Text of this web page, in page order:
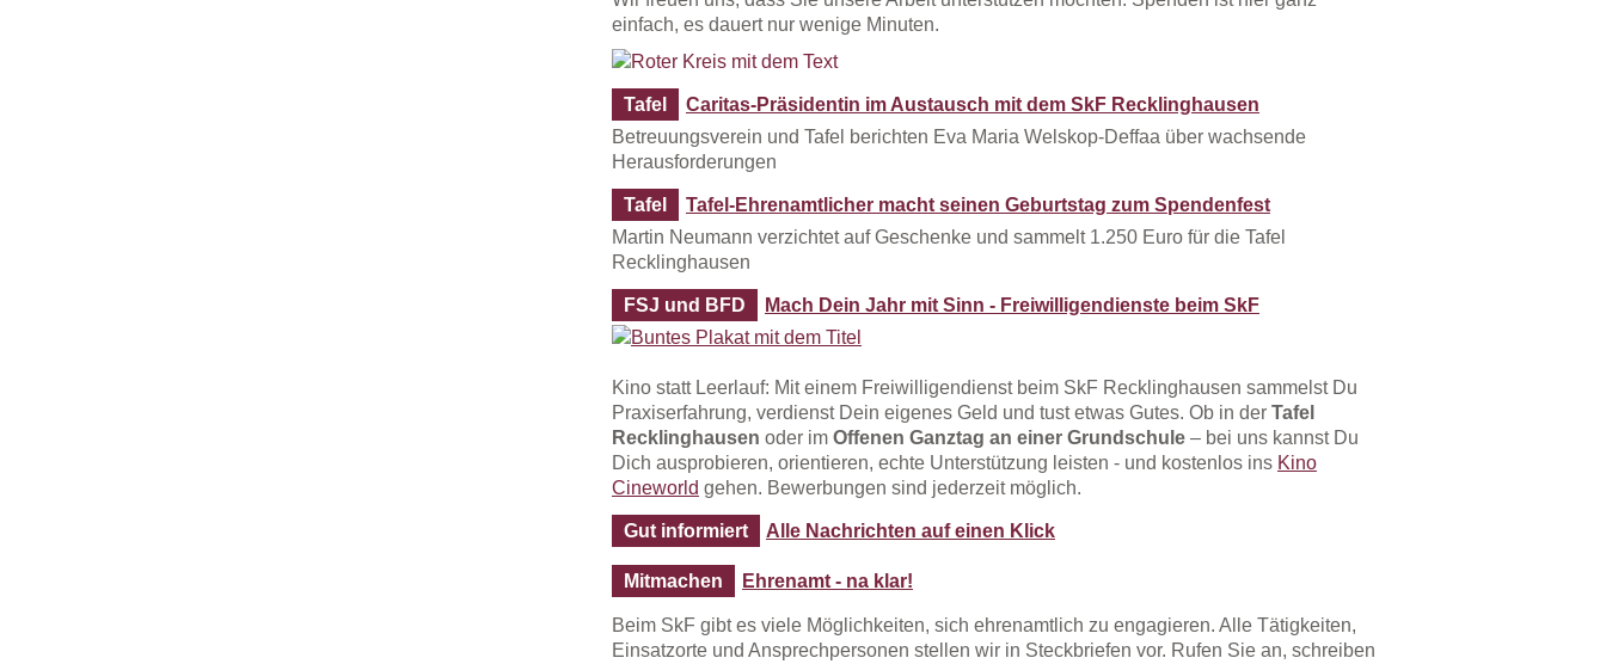
einfach, es dauert nur wenige Minuten.
Tafel
Caritas-Präsidentin im Austausch mit dem SkF Recklinghausen
Betreuungsverein und Tafel berichten Eva Maria Welskop-Deffaa über wachsende
Herausforderungen
Tafel
Tafel-Ehrenamtlicher macht seinen Geburtstag zum Spendenfest
Martin Neumann verzichtet auf Geschenke und sammelt 1.250 Euro für die Tafel
Recklinghausen
FSJ und BFD Mach Dein Jahr mit Sinn - Freiwilligendienste beim SkF
Kino statt Leerlauf: Mit einem Freiwilligendienst beim SkF Recklinghausen sammelst Du
Praxiserfahrung, verdienst Dein eigenes Geld und tust etwas Gutes. Ob in der Tafel
Recklinghausen oder im Offenen Ganztag an einer Grundschule– bei uns kannst Du
Dich ausprobieren, orientieren, echte Unterstützung leisten - und kostenlos ins Kino
Cineworld gehen. Bewerbungen sind jederzeit möglich.
Gut informiert Alle Nachrichten auf einen Klick
Mitmachen Ehrenamt - na klar!
Beim SkF gibt es viele Möglichkeiten, sich ehrenamtlich zu engagieren. Alle Tätigkeiten,
Einsatzorte und Ansprechpersonen stellen wir in Steckbriefen vor. Rufen Sie an, schreiben